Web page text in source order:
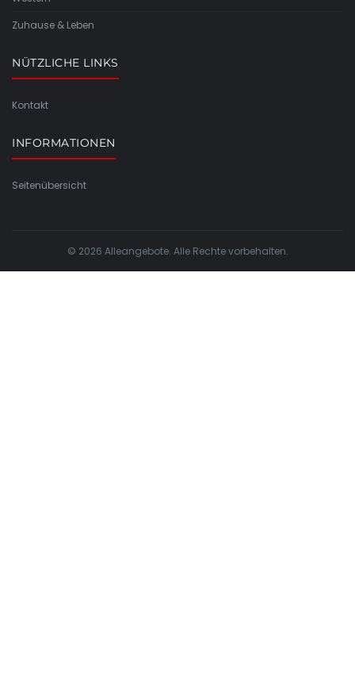
Zuhause & Leben
NÜTZLICHE LINKS
Kontakt
INFORMATIONEN
Seitenübersicht
© 2026 Alleangebote. Alle Rechte vorbehalten.